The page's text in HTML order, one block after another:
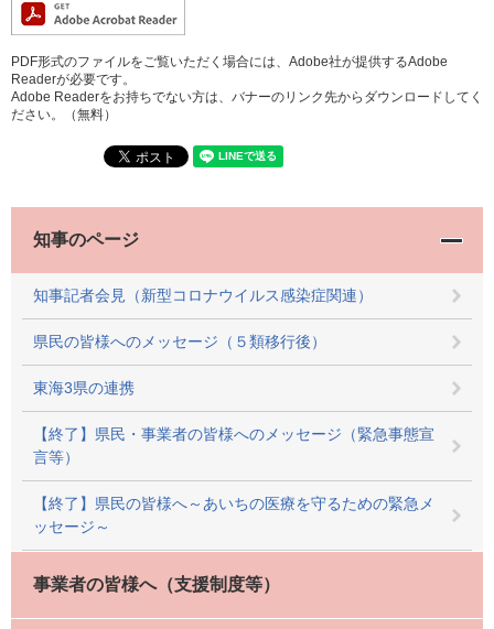
PDF形式のファイルをご覧いただく場合には、Adobe社が提供するAdobe
Readerが必要です。
Adobe Readerをお持ちでない方は、バナーのリンク先からダウンロードしてく
ださい。（無料）
知事のページ
知事記者会見（新型コロナウイルス感染症関連）
県民の皆様へのメッセージ（５類移行後）
東海3県の連携
【終了】県民・事業者の皆様へのメッセージ（緊急事態宣
言等）
【終了】県民の皆様へ～あいちの医療を守るための緊急メ
ッセージ～
事業者の皆様へ（支援制度等）